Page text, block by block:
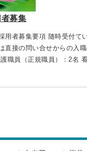
募集
用者募集要項 随時受付て
直接の問い合せからの入
職員（正規職員）：2名